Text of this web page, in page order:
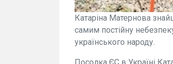
Катаріна Матернова
самим постійну
українського народу.